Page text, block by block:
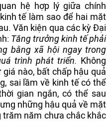
hệ hợp lý giữa chính
tế làm sao để hai mặt
Văn kiện qua các kỳ Đại
Tăng trưởng kinh tế phải
bằng xã hội ngay trong
trình phát triển. Không
nào, bất chấp hậu quả
sai lầm về kinh tế có thể
gian ngắn, có thể sau
những hậu quả về mặt
trăm năm chưa chắc khắc